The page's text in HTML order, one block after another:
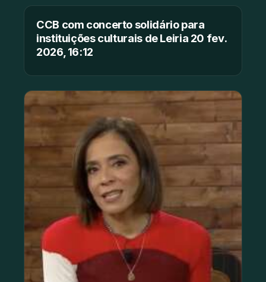
CCB com concerto solidário para
instituições culturais de Leiria 20 fev.
2026, 16:12